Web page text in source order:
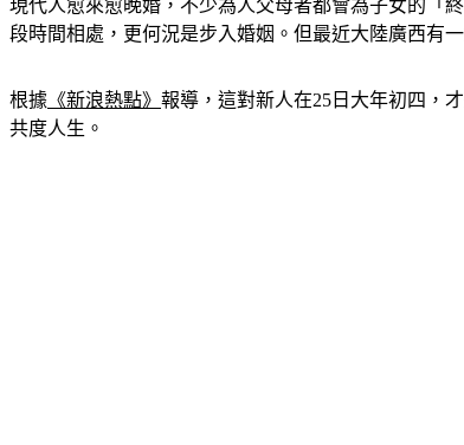
現代人愈來愈晚婚，不少為人父母者都會為子女的「
段時間相處，更何況是步入婚姻。但最近大陸廣西有
根據 《新浪熱點》 報導，這對新人在25日大年初四，
共度人生。